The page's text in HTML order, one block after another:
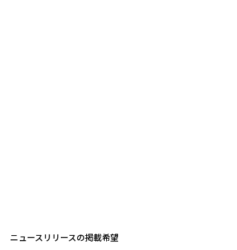
ニュースリリースの掲載希望